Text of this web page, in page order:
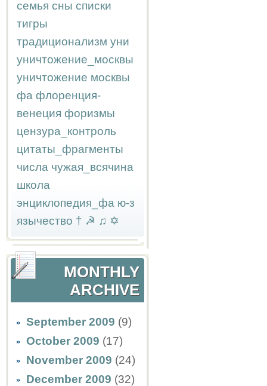
семья сны списки
тигры
традиционализм уни
уничтожение_москвы
уничтожение москвы
фа флоренция-
венеция форизмы
цензура_контроль
цитаты_фрагменты
числа чужая_всячина
школа
энциклопедия_фа ю-з
язычество † ☭ ♫ ✡
MONTHLY
ARCHIVE
September 2009 (9)
October 2009 (17)
November 2009 (24)
December 2009 (32)